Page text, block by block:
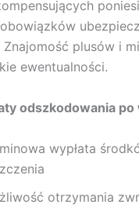
Znajomość plusów i
ewentualności.
odszkodowania
wypłata
otrzymania